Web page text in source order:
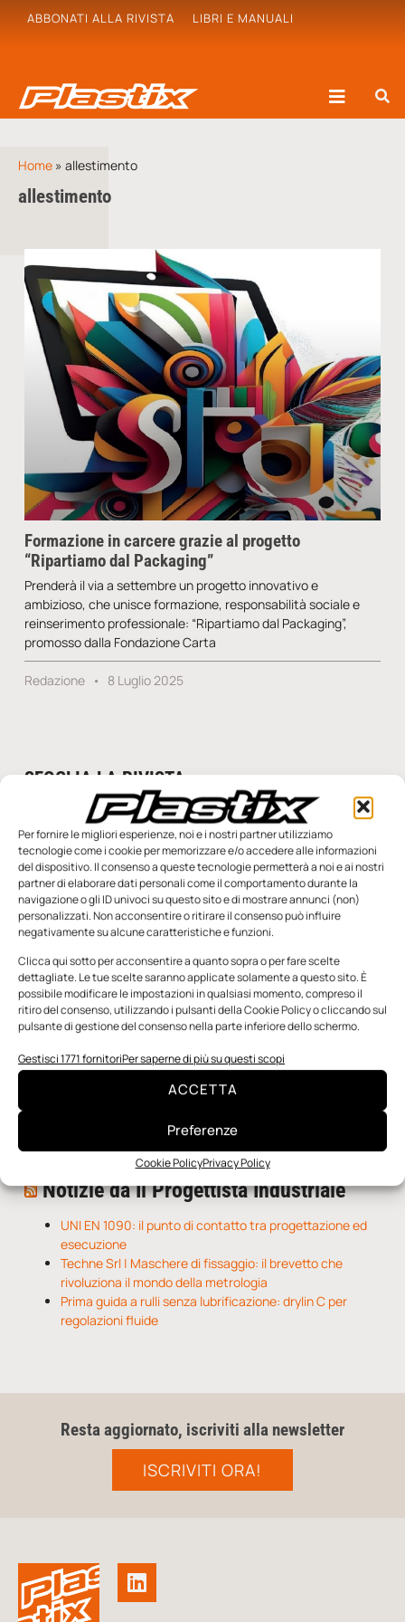
Per fornire le migliori esperienze, noi e i nostri partner utilizziamo
tecnologie come i cookie per memorizzare e/o accedere alle informazioni
del dispositivo. Il consenso a queste tecnologie permetterà a noi e ai nostri
partner di elaborare dati personali come il comportamento durante la
navigazione o gli ID univoci su questo sito e di mostrare annunci (non)
personalizzati. Non acconsentire o ritirare il consenso può influire
negativamente su alcune caratteristiche e funzioni.
Clicca qui sotto per acconsentire a quanto sopra o per fare scelte
dettagliate. Le tue scelte saranno applicate solamente a questo sito. È
possibile modificare le impostazioni in qualsiasi momento, compreso il
ritiro del consenso, utilizzando i pulsanti della Cookie Policy o cliccando sul
pulsante di gestione del consenso nella parte inferiore dello schermo.
Gestisci 1771 fornitoriPer saperne di più su questi scopi
ACCETTA
Preferenze
Cookie PolicyPrivacy Policy
ABBONATI ALLA RIVISTA LIBRI E MANUALI
Home » allestimento
allestimento
Formazione in carcere grazie al progetto
“Ripartiamo dal Packaging”
Prenderà il via a settembre un progetto innovativo e
ambizioso, che unisce formazione, responsabilità sociale e
reinserimento professionale: “Ripartiamo dal Packaging”,
promosso dalla Fondazione Carta
Redazione 8 Luglio 2025
SFOGLIA LA RIVISTA
n.5 - Giugno 2026 n.4 - Maggio 2026 n.3 - Aprile 2026
Edicola Web
con un singolo motore
Applicazioni della fluidodinamica computazionale (CFD)
Notizie da Il Progettista Industriale
UNI EN 1090: il punto di contatto tra progettazione ed
esecuzione
Techne Srl | Maschere di fissaggio: il brevetto che
rivoluziona il mondo della metrologia
Prima guida a rulli senza lubrificazione: drylin C per
regolazioni fluide
Resta aggiornato, iscriviti alla newsletter
ISCRIVITI ORA!